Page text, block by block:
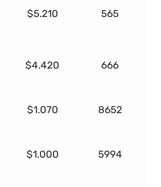
$5.210 565
$4.420 666
$1.070 8652
$1.000 5994